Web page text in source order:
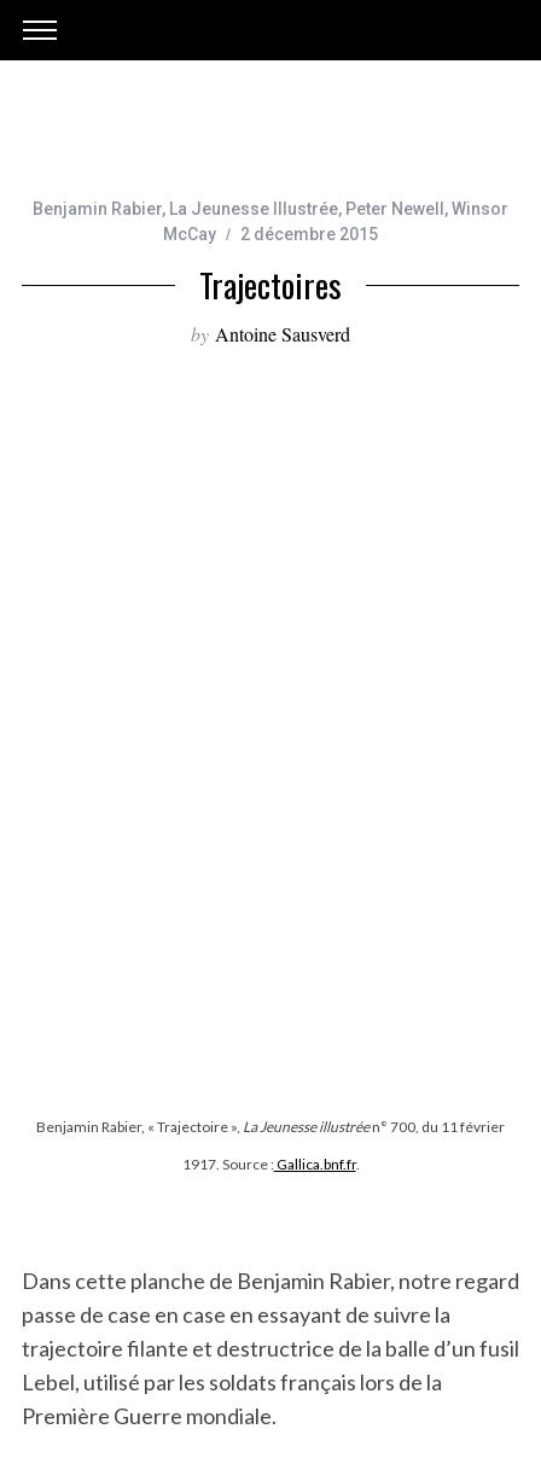
Benjamin Rabier, La Jeunesse Illustrée, Peter Newell ,Winsor
McCay
2 décembre 2015
Trajectoires
by Antoine Sausverd
Benjamin Rabier, « Trajectoire », La Jeunesse illustréen° 700, du 11 février
1917. Source :Gallica.bnf.fr.
Dans cette planche de Benjamin Rabier, notre regard
passe de case en case en essayant de suivre la
trajectoire filante et destructrice de la balle d’un fusil
Lebel, utilisé par les soldats français lors de la
Première Guerre mondiale.